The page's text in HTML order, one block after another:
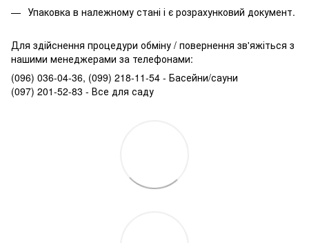
Упаковка в належному стані і є розрахунковий документ.
Для здійснення процедури обміну / повернення зв'яжіться з
нашими менеджерами за телефонами:
(096) 036-04-36, (099) 218-11-54 - Басейни/сауни
(097) 201-52-83 - Все для саду